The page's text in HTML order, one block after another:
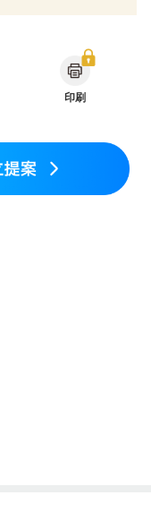
モン療法中）
娠高血圧(中期)
印刷